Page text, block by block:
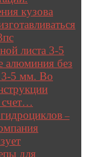
кузова
листа 3-5
алюминия без
3-5 мм. Во
счет…
–
для